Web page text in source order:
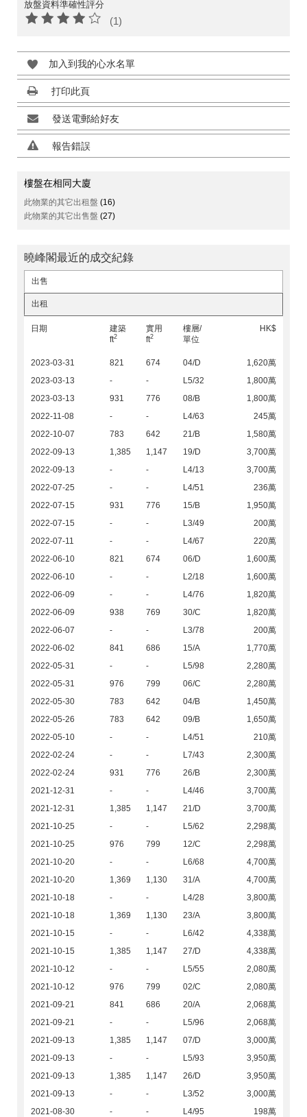
放盤資料準確性評分
(1)
加入到我的心水名單
打印此頁
發送電郵給好友
報告錯誤
樓盤在相同大廈
此物業的其它出租盤 (16)
此物業的其它出售盤 (27)
曉峰閣最近的成交紀錄
出售
出租
日期
建築
ft2
實用
ft2
樓層/
單位
HK$
2023-03-31 821 674 04/D
1,620萬
2023-03-13
- - L5/32
1,800萬
2023-03-13
931 776 08/B
1,800萬
2022-11-08
- - L4/63
245萬
2022-10-07
783 642 21/B
1,580萬
2022-09-13
1,385 1,147 19/D
3,700萬
2022-09-13
- - L4/13
3,700萬
2022-07-25
- - L4/51
236萬
2022-07-15
931 776 15/B
1,950萬
2022-07-15
- - L3/49
200萬
2022-07-11
- - L4/67
220萬
2022-06-10
821 674 06/D
1,600萬
2022-06-10
- - L2/18
1,600萬
2022-06-09
- - L4/76
1,820萬
2022-06-09
938 769 30/C
1,820萬
2022-06-07
- - L3/78
200萬
2022-06-02
841 686 15/A
1,770萬
2022-05-31
- - L5/98
2,280萬
2022-05-31
976 799 06/C
2,280萬
2022-05-30
783 642 04/B
1,450萬
2022-05-26
783 642 09/B
1,650萬
2022-05-10
- - L4/51
210萬
2022-02-24
- - L7/43
2,300萬
2022-02-24
931 776 26/B
2,300萬
2021-12-31
- - L4/46
3,700萬
2021-12-31
1,385 1,147 21/D
3,700萬
2021-10-25
- - L5/62
2,298萬
2021-10-25
976 799 12/C
2,298萬
2021-10-20
- - L6/68
4,700萬
2021-10-20
1,369 1,130 31/A
4,700萬
2021-10-18
- - L4/28
3,800萬
2021-10-18
1,369 1,130 23/A
3,800萬
2021-10-15
- - L6/42
4,338萬
2021-10-15
1,385 1,147 27/D
4,338萬
2021-10-12
- - L5/55
2,080萬
2021-10-12
976 799 02/C
2,080萬
2021-09-21
841 686 20/A
2,068萬
2021-09-21
- - L5/96
2,068萬
2021-09-13
1,385 1,147 07/D
3,000萬
2021-09-13
- - L5/93
3,950萬
2021-09-13
1,385 1,147 26/D
3,950萬
2021-09-13
- - L3/52
3,000萬
2021-08-30
- - L4/95
198萬